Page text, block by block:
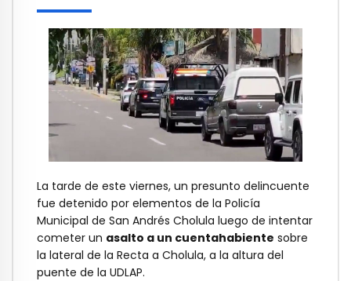
La tarde de este viernes, un presunto delincuente
fue detenido por elementos de la Policía
Municipal de San Andrés Cholula luego de intentar
cometer un asalto a un cuentahabiente sobre
la lateral de la Recta a Cholula, a la altura del
puente de la UDLAP.